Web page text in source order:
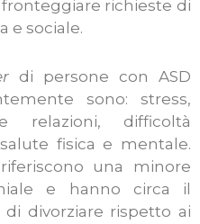
richieste di
e sociale.
di persone con ASD
sono: stress,
relazioni, difficoltà
fisica e mentale.
una minore
e hanno circa il
divorziare rispetto ai